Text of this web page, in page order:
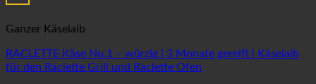
Ganzer Käselaib
RACLETTE Käse No.1 – würzig | 3 Monate gereift | Käselaib
für den Raclette Grill und Raclette Ofen